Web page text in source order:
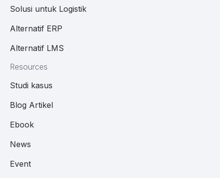
Solusi untuk Logistik
Alternatif ERP
Alternatif LMS
Resources
Studi kasus
Blog Artikel
Ebook
News
Event